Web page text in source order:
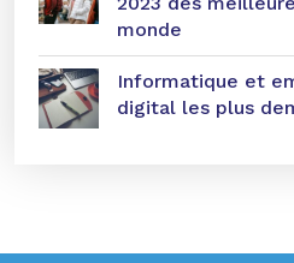
monde
Informatique et
digital les plus